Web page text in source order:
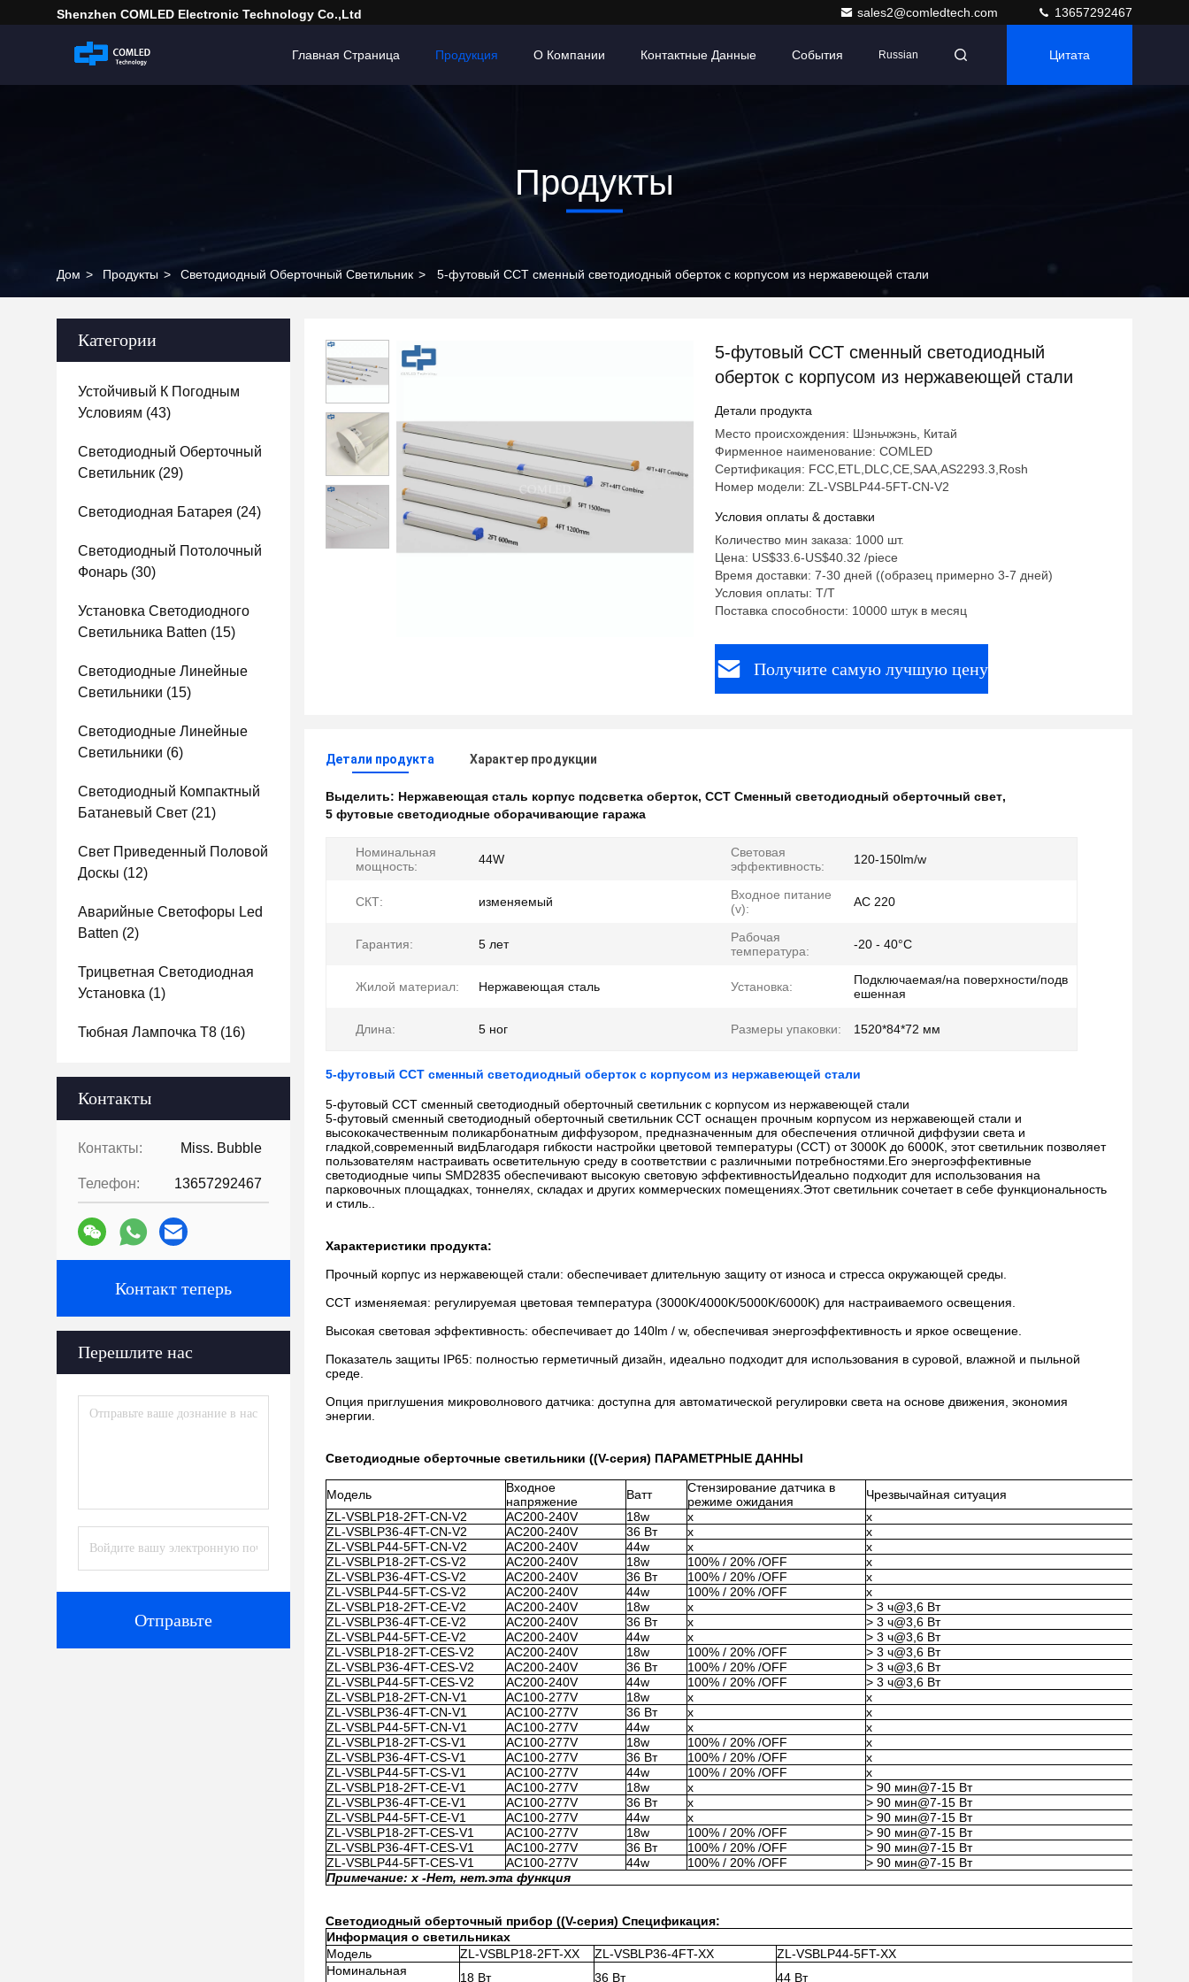
Shenzhen COMLED Electronic Technology Co.,ltd sales2@comledtech.com 13657292467
Главная Страница Продукция О Компании Контактные Данные События Russian Цитата
Продукты
Дом > Продукты > Светодиодный Оберточный Светильник > 5-футовый CCT сменный светодиодный оберток с корпусом из нержавеющей стали
Категории
Устойчивый К Погодным
Условиям (43)
Светодиодный Оберточный
Светильник (29)
Светодиодная Батарея (24)
Светодиодный Потолочный
Фонарь (30)
Установка Светодиодного
Светильника Batten (15)
Светодиодные Линейные
Светильники (15)
Светодиодные Линейные
Светильники (6)
Светодиодный Компактный
Батаневый Свет (21)
Свет Приведенный Половой
Доскы (12)
Аварийные Светофоры Led
Batten (2)
Трицветная Светодиодная
Установка (1)
Тюбная Лампочка T8 (16)
Контакты
Контакты: Miss. Bubble
Телефон: 13657292467
Контакт теперь
Перешлите нас
Отправьте
5-футовый CCT сменный светодиодный
оберток с корпусом из нержавеющей стали
Детали продукта
Место происхождения: Шэньчжэнь, Китай
Фирменное наименование: COMLED
Сертификация: FCC,ETL,DLC,CE,SAA,AS2293.3,Rosh
Номер модели: ZL-VSBLP44-5FT-CN-V2
Условия оплаты & доставки
Количество мин заказа: 1000 шт.
Цена: US$33.6-US$40.32 /piece
Время доставки: 7-30 дней ((образец примерно 3-7 дней)
Условия оплаты: T/T
Поставка способности: 10000 штук в месяц
Получите самую лучшую цену
Детали продукта Характер продукции
Выделить: Нержавеющая сталь корпус подсветка оберток, CCT Сменный светодиодный оберточный свет,
5 футовые светодиодные оборачивающие гаража
Номинальная
мощность:
44W
Световая
эффективность:
120-150lm/w
СКТ: изменяемый
Входное питание
(v):
АС 220
Гарантия: 5 лет
Рабочая
температура:
-20 - 40°С
Жилой материал: Нержавеющая сталь Установка:
Подключаемая/на поверхности/подв
ешенная
Длина: 5 ног Размеры упаковки: 1520*84*72 мм
5-футовый CCT сменный светодиодный оберток с корпусом из нержавеющей стали
5-футовый CCT сменный светодиодный оберточный светильник с корпусом из нержавеющей стали
5-футовый сменный светодиодный оберточный светильник CCT оснащен прочным корпусом из нержавеющей стали и
высококачественным поликарбонатным диффузором, предназначенным для обеспечения отличной диффузии света и
гладкой,современный видБлагодаря гибкости настройки цветовой температуры (CCT) от 3000K до 6000K, этот светильник позволяет
пользователям настраивать осветительную среду в соответствии с различными потребностями.Его энергоэффективные
светодиодные чипы SMD2835 обеспечивают высокую световую эффективностьИдеально подходит для использования на
парковочных площадках, тоннелях, складах и других коммерческих помещениях.Этот светильник сочетает в себе функциональность
и стиль..
Характеристики продукта:
Прочный корпус из нержавеющей стали: обеспечивает длительную защиту от износа и стресса окружающей среды.
CCT изменяемая: регулируемая цветовая температура (3000K/4000K/5000K/6000K) для настраиваемого освещения.
Высокая световая эффективность: обеспечивает до 140lm / w, обеспечивая энергоэффективность и яркое освещение.
Показатель защиты IP65: полностью герметичный дизайн, идеально подходит для использования в суровой, влажной и пыльной
среде.
Опция приглушения микроволнового датчика: доступна для автоматической регулировки света на основе движения, экономия
энергии.
Светодиодные оберточные светильники ((V-серия) ПАРАМЕТРНЫЕ ДАННЫ
Модель
Входное
напряжение
Ватт
Стензирование датчика в
режиме ожидания
Чрезвычайная ситуация
ZL-VSBLP18-2FT-CN-V2
AC200-240V 18w x
x
ZL-VSBLP36-4FT-CN-V2
AC200-240V 36 Вт x
x
ZL-VSBLP44-5FT-CN-V2
AC200-240V 44w x
x
ZL-VSBLP18-2FT-CS-V2
AC200-240V 18w 100% / 20% /OFF
x
ZL-VSBLP36-4FT-CS-V2
AC200-240V 36 Вт 100% / 20% /OFF
x
ZL-VSBLP44-5FT-CS-V2
AC200-240V 44w 100% / 20% /OFF
x
ZL-VSBLP18-2FT-CE-V2
AC200-240V 18w x
> 3 ч@3,6 Вт
ZL-VSBLP36-4FT-CE-V2
AC200-240V 36 Вт x
> 3 ч@3,6 Вт
ZL-VSBLP44-5FT-CE-V2
AC200-240V 44w x
> 3 ч@3,6 Вт
ZL-VSBLP18-2FT-CES-V2
AC200-240V 18w 100% / 20% /OFF
> 3 ч@3,6 Вт
ZL-VSBLP36-4FT-CES-V2
AC200-240V 36 Вт 100% / 20% /OFF
> 3 ч@3,6 Вт
ZL-VSBLP44-5FT-CES-V2
AC200-240V 44w 100% / 20% /OFF
> 3 ч@3,6 Вт
ZL-VSBLP18-2FT-CN-V1
AC100-277V 18w x
x
ZL-VSBLP36-4FT-CN-V1
AC100-277V 36 Вт x
x
ZL-VSBLP44-5FT-CN-V1
AC100-277V 44w x
x
ZL-VSBLP18-2FT-CS-V1
AC100-277V 18w 100% / 20% /OFF
x
ZL-VSBLP36-4FT-CS-V1
AC100-277V 36 Вт 100% / 20% /OFF
x
ZL-VSBLP44-5FT-CS-V1
AC100-277V 44w 100% / 20% /OFF
x
ZL-VSBLP18-2FT-CE-V1
AC100-277V 18w x
> 90 мин@7-15 Вт
ZL-VSBLP36-4FT-CE-V1
AC100-277V 36 Вт x
> 90 мин@7-15 Вт
ZL-VSBLP44-5FT-CE-V1
AC100-277V 44w x
> 90 мин@7-15 Вт
ZL-VSBLP18-2FT-CES-V1
AC100-277V 18w 100% / 20% /OFF
> 90 мин@7-15 Вт
ZL-VSBLP36-4FT-CES-V1
AC100-277V 36 Вт 100% / 20% /OFF
> 90 мин@7-15 Вт
ZL-VSBLP44-5FT-CES-V1
AC100-277V 44w 100% / 20% /OFF
> 90 мин@7-15 Вт
Примечание: x -Нет, нет.эта функция
Светодиодный оберточный прибор ((V-серия) Спецификация:
Информация о светильниках
Модель
ZL-VSBLP18-2FT-XX ZL-VSBLP36-4FT-XX
ZL-VSBLP44-5FT-XX
Номинальная
18 Вт 36 Вт
44 Вт